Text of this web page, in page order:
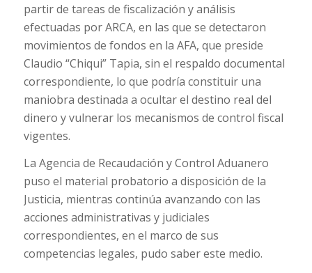
partir de tareas de fiscalización y análisis
efectuadas por ARCA, en las que se detectaron
movimientos de fondos en la AFA, que preside
Claudio “Chiqui” Tapia, sin el respaldo documental
correspondiente, lo que podría constituir una
maniobra destinada a ocultar el destino real del
dinero y vulnerar los mecanismos de control fiscal
vigentes.
La Agencia de Recaudación y Control Aduanero
puso el material probatorio a disposición de la
Justicia, mientras continúa avanzando con las
acciones administrativas y judiciales
correspondientes, en el marco de sus
competencias legales, pudo saber este medio.